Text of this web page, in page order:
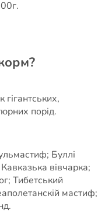
порід.
Буллі
вівчарка;
Тибетський
мастиф;